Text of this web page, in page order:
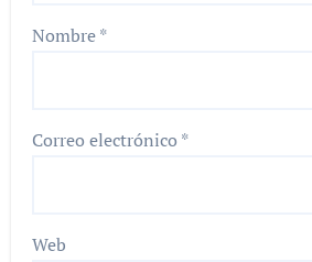
Nombre*
Correo electrónico *
Web